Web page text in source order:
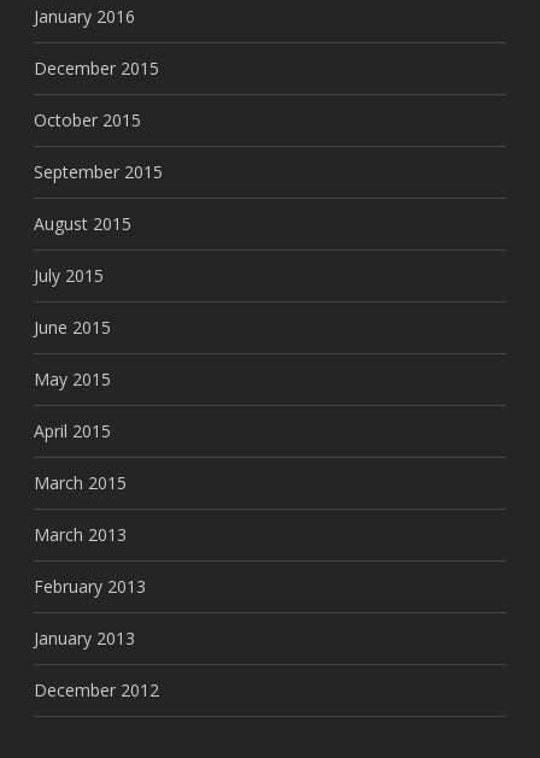
January 2016
December 2015
October 2015
September 2015
August 2015
July 2015
June 2015
May 2015
April 2015
March 2015
March 2013
February 2013
January 2013
December 2012